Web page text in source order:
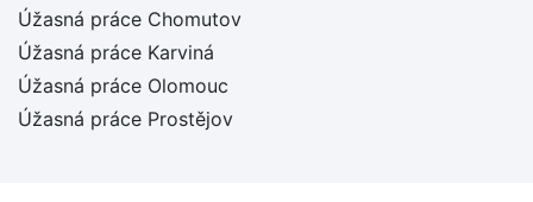
Úžasná práce Chomutov
Úžasná práce Karviná
Úžasná práce Olomouc
Úžasná práce Prostějov